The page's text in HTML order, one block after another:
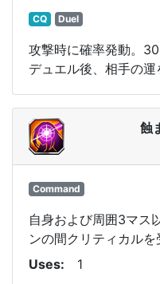
CQ Duel
攻撃時に確率発動。
デュエル後、相手の
蝕
Command
自身および周囲3マス
ンの間クリティカル
Uses
1